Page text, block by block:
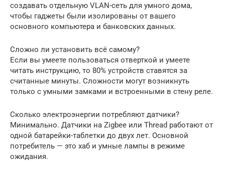
создавать отдельную VLAN-сеть для умного дома,
чтобы гаджеты были изолированы от вашего
основного компьютера и банковских данных.
Сложно ли установить всё самому?
Если вы умеете пользоваться отверткой и умеете
читать инструкцию, то 80% устройств ставятся за
считанные минуты. Сложности могут возникнуть
только с умными замками и встроенными в стену реле.
Сколько электроэнергии потребляют датчики?
Минимально. Датчики на Zigbee или Thread работают от
одной батарейки-таблетки до двух лет. Основной
потребитель — это хаб и умные лампы в режиме
ожидания.